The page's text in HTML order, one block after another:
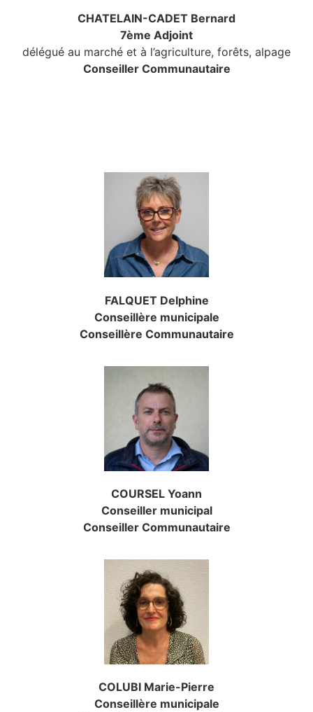
CHATELAIN-CADET Bernard
7ème Adjoint
délégué au marché et à l’agriculture, forêts, alpage
Conseiller Communautaire
FALQUET Delphine
Conseillère municipale
Conseillère Communautaire
COURSEL Yoann
Conseiller municipal
Conseiller Communautaire
COLUBI Marie-Pierre
Conseillère municipale